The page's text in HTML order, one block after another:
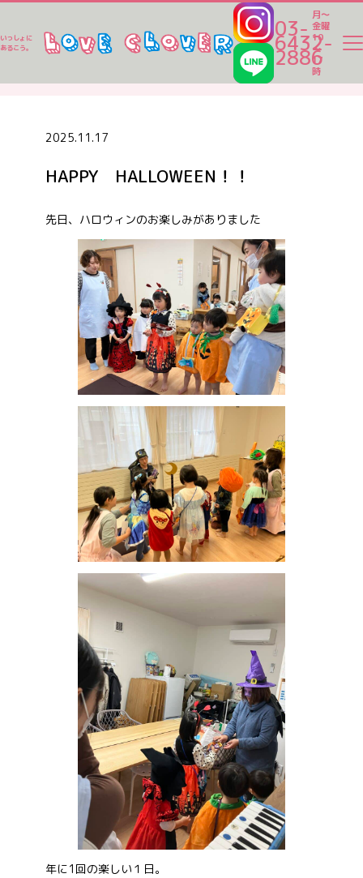
いっしょに
あるこう。
03-
6432-
2886
月～
金曜
10
～
17
時
一時保育
ベビーシッター
家事代行
認可保育園一覧
お問い合わせ
会社概要
2025.11.17
HAPPY HALLOWEEN！！
先日、ハロウィンのお楽しみがありました
年に1回の楽しい１日。